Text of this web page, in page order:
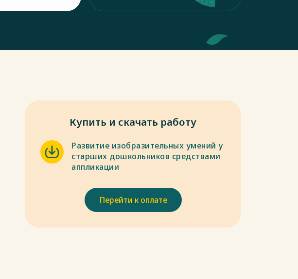
Купить и скачать работу
Развитие изобразительных умений у
старших дошкольников средствами
аппликации
Перейти к оплате